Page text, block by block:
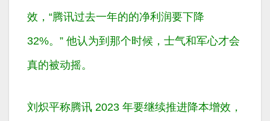
效，“腾讯过去一年的的净利润要下降
32%。” 他认为到那个时候，士气和军心才会
真的被动摇。
刘炽平称腾讯 2023 年要继续推进降本增效，